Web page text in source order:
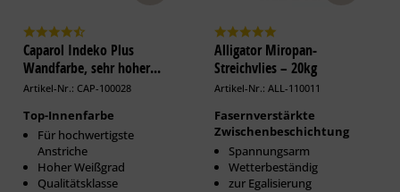
Caparol Indeko Plus
Wandfarbe, sehr hoher...
Artikel-Nr.: CAP-100028
Top-Innenfarbe
Für hochwertigste
Anstriche
Hoher Weißgrad
Qualitätsklasse
Alligator Miropan-
Streichvlies – 20kg
Artikel-Nr.: ALL-110011
Fasernverstärkte
Zwischenbeschichtung
Spannungsarm
Wetterbeständig
zur Egalisierung